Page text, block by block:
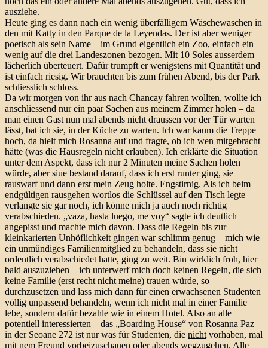
ausziehe.
Heute ging es dann nach ein wenig überfälligem Wäschewaschen in
den mit Katty in den Parque de la Leyendas. Der ist aber weniger
poetisch als sein Name – im Grund eigentlich ein Zoo, einfach ein
wenig auf die drei Landeszonen bezogen. Mit 10 Soles ausserdem
lächerlich überteuert. Dafür trumpft er wenigstens mit Quantität und
ist einfach riesig. Wir brauchten bis zum frühen Abend, bis der Park
schliesslich schloss.
Da wir morgen von ihr aus nach Chancay fahren wollten, wollte ich
anschliessend nur ein paar Sachen aus meinem Zimmer holen – da
man einen Gast nun mal abends nicht draussen vor der Tür warten
lässt, bat ich sie, in der Küche zu warten. Ich war kaum die Treppe
hoch, da hielt mich Rosanna auf und fragte, ob ich wen mitgebracht
hätte (was die Hausregeln nicht erlauben). Ich erklärte die Situation
unter dem Aspekt, dass ich nur 2 Minuten meine Sachen holen
würde, aber siue bestand darauf, dass ich erst runter ging, sie
rauswarf und dann erst mein Zeug holte. Engstirnig. Als ich beim
endgültigen rausgehen wortlos die Schlüssel auf den Tisch legte
verlangte sie gar noch, ich könne mich ja auch noch richtig
verabschieden. „vaza, hasta luego, me voy“ sagte ich deutlich
angepisst und machte mich davon. Dass die Regeln bis zur
kleinkarierten Unhöflichkeit gingen war schlimm genug – mich wie
ein unmündiges Familienmitglied zu behandeln, dass sie nicht
ordentlich verabschiedet hatte, ging zu weit. Bin wirklich froh, hier
bald auszuziehen – ich unterwerf mich doch keinen Regeln, die sich
keine Familie (erst recht nicht meine) trauen würde, so
durchzusetzen und lass mich dann für einen erwachsenen Studenten
völlig unpassend behandeln, wenn ich nicht mal in einer Familie
lebe, sondern dafür bezahle wie in einem Hotel. Also an alle
potentiell interessierten – das „Boarding House“ von Rosanna Paz
in der Seoane 272 ist nur was für Studenten, die nicht vorhaben, mal
mit nem Freund vorbeizuschauen oder abends wegzugehen. Alle